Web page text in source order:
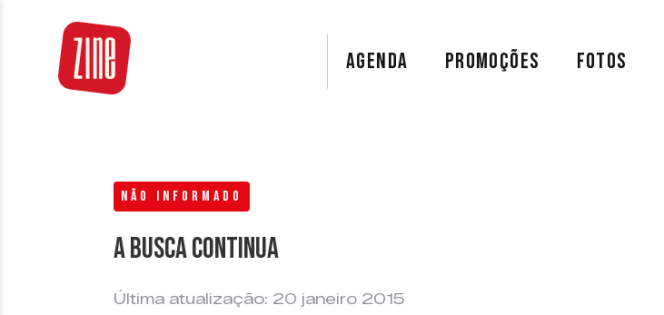
AGENDA PROMOÇÕES FOTOS
NÃO INFORMADO
A busca continua
Última atualização: 20 janeiro 2015